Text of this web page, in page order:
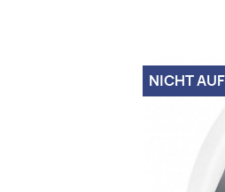
NICHT